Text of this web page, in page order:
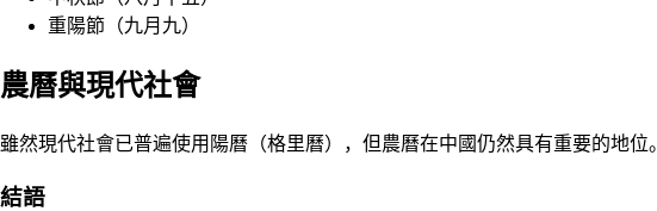
重陽節（九月九）
農曆與現代社會
雖然現代社會已普遍使用陽曆（格里曆），但農曆在中國仍然具有重要的地
結語